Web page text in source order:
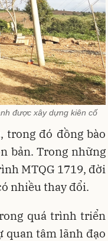
được xây dựng kiên cố
trong đó đồng bào
bản. Trong những
MTQG 1719, đời
nhiều thay đổi.
quá trình triển
quan tâm lãnh đạo